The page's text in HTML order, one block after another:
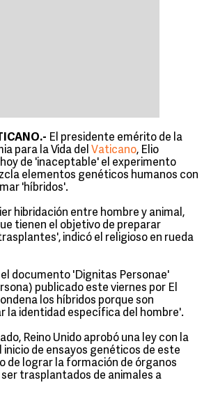
El presidente emérito de la
para la Vida del Vaticano, Elio
de 'inaceptable' el experimento
elementos genéticos humanos con
'híbridos'.
hibridación entre hombre y animal,
tienen el objetivo de preparar
indicó el religioso en rueda
documento 'Dignitas Personae'
publicado este viernes por El
los híbridos porque son
la identidad específica del hombre'.
Reino Unido aprobó una ley con la
inicio de ensayos genéticos de este
de lograr la formación de órganos
trasplantados de animales a